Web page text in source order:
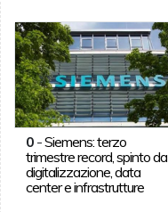
0-Siemens: terzo
trimestre record, spinto da
digitalizzazione, data
center e infrastrutture